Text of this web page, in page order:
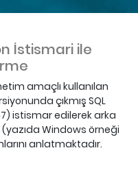
İstismari ile
amaçlı kullanılan
çıkmış SQL
istismar edilerek arka
Windows örneği
anlatmaktadır.